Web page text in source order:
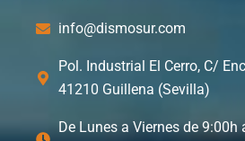
info@dismosur.com
Pol. Industrial El Cerro, C/
41210 Guillena (Sevilla)
De Lunes a Viernes de 9:00h